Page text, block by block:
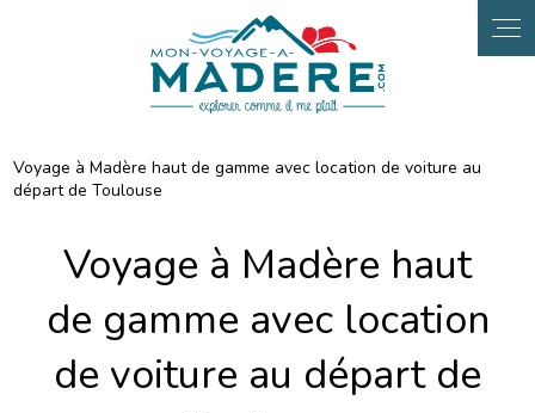
Voyage à Madère haut de gamme avec location de voiture au
départ de Toulouse
Voyage à Madère haut
de gamme avec location
de voiture au départ de